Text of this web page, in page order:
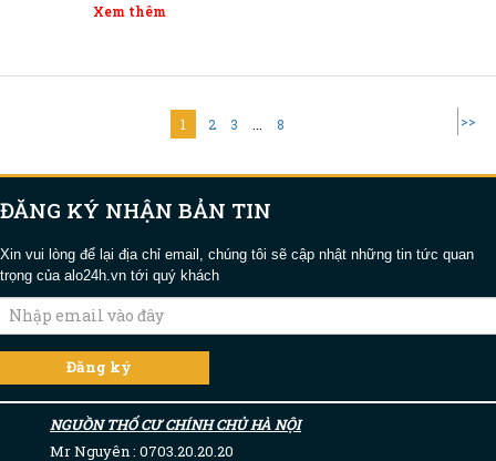
Xem thêm
1 2 3 8 >>
ĐĂNG KÝ NHẬN BẢN TIN
Xin vui lòng để lại địa chỉ email, chúng tôi sẽ cập nhật những tin tức quan
trọng của alo24h.vn tới quý khách
NGUỒN THỔ CƯ CHÍNH CHỦ HÀ NỘI
Mr Nguyên : 0703.20.20.20